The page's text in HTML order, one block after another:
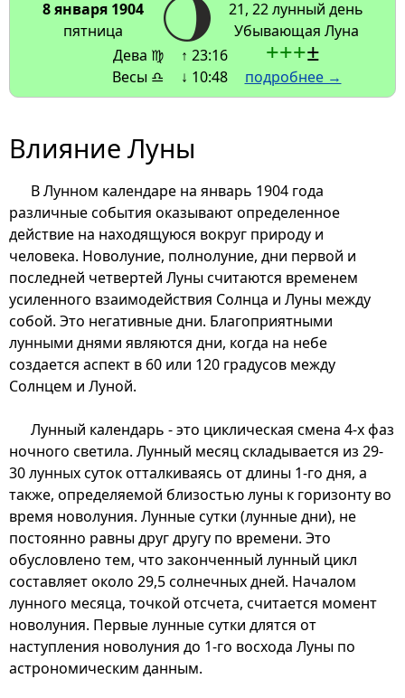
8 января 1904
пятница
21, 22 лунный день
Убывающая Луна
Дева ♍
Весы ♎
↑ 23:16
↓ 10:48
+++±
подробнее →
Влияние Луны
В Лунном календаре на январь 1904 года
различные события оказывают определенное
действие на находящуюся вокруг природу и
человека. Новолуние, полнолуние, дни первой и
последней четвертей Луны считаются временем
усиленного взаимодействия Солнца и Луны между
собой. Это негативные дни. Благоприятными
лунными днями являются дни, когда на небе
создается аспект в 60 или 120 градусов между
Солнцем и Луной.
Лунный календарь - это циклическая смена 4-х фаз
ночного светила. Лунный месяц складывается из 29-
30 лунных суток отталкиваясь от длины 1-го дня, а
также, определяемой близостью луны к горизонту во
время новолуния. Лунные сутки (лунные дни), не
постоянно равны друг другу по времени. Это
обусловлено тем, что законченный лунный цикл
составляет около 29,5 солнечных дней. Началом
лунного месяца, точкой отсчета, считается момент
новолуния. Первые лунные сутки длятся от
наступления новолуния до 1-го восхода Луны по
астрономическим данным.